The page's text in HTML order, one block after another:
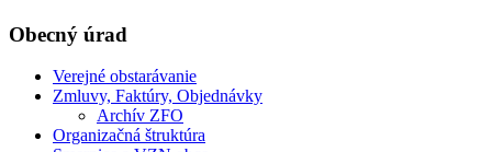
Obecný úrad
Verejné obstarávanie
Zmluvy, Faktúry, Objednávky
Archív ZFO
Organizačná štruktúra